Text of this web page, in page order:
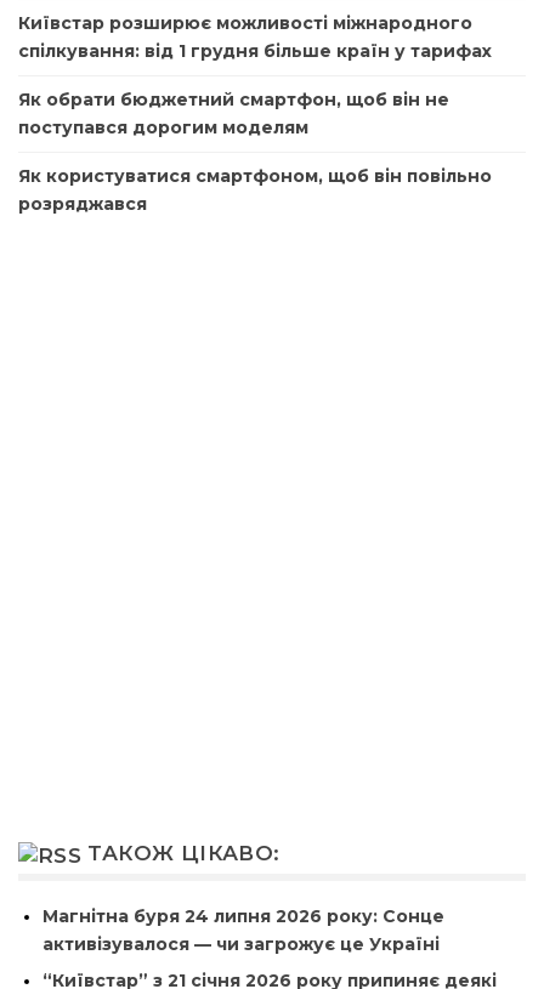
Київстар розширює можливості міжнародного
спілкування: від 1 грудня більше країн у тарифах
Як обрати бюджетний смартфон, щоб він не
поступався дорогим моделям
Як користуватися смартфоном, щоб він повільно
розряджався
ТАКОЖ ЦІКАВО:
Магнітна буря 24 липня 2026 року: Сонце
активізувалося — чи загрожує це Україні
“Київстар” з 21 січня 2026 року припиняє деякі